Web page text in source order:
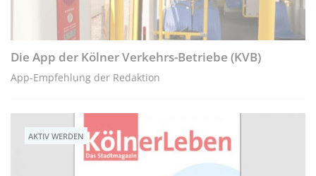
Die App der Kölner Verkehrs-Betriebe (KVB)
App-Empfehlung der Redaktion
AKTIV WERDEN